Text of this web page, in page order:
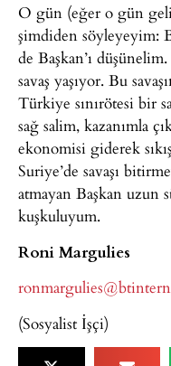
O gün (eğer o gün
şimdiden söyleyeyim:
de Başkan’ı
savaş yaşıyor. Bu
Türkiye sınırötesi bir
sağ salim, kazanımla
ekonomisi giderek
Suriye’de savaşı
atmayan Başkan uzun
kuşkuluyum.
Roni Margulies
(Sosyalist İşçi)